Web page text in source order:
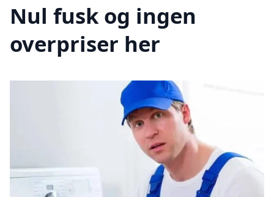
Nul fusk og ingen
overpriser her